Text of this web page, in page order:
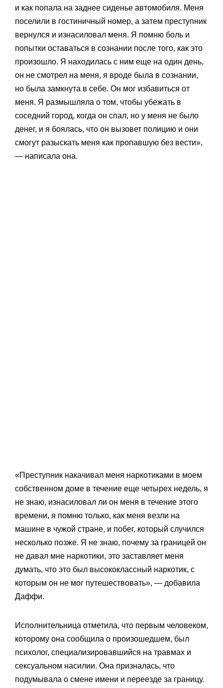
и как попала на заднее сиденье автомобиля. Меня
поселили в гостиничный номер, а затем преступник
вернулся и изнасиловал меня. Я помню боль и
попытки оставаться в сознании после того, как это
произошло. Я находилась с ним еще на один день,
он не смотрел на меня, я вроде была в сознании,
но была замкнута в себе. Он мог избавиться от
меня. Я размышляла о том, чтобы убежать в
соседний город, когда он спал, но у меня не было
денег, и я боялась, что он вызовет полицию и они
смогут разыскать меня как пропавшую без вести»,
— написала она.
«Преступник накачивал меня наркотиками в моем
собственном доме в течение еще четырех недель, я
не знаю, изнасиловал ли он меня в течение этого
времени, я помню только, как меня везли на
машине в чужой стране, и побег, который случился
несколько позже. Я не знаю, почему за границей он
не давал мне наркотики, это заставляет меня
думать, что это был высококлассный наркотик, с
которым он не мог путешествовать», — добавила
Даффи.
Исполнительница отметила, что первым человеком,
которому она сообщила о произошедшем, был
психолог, специализировавшийся на травмах и
сексуальном насилии. Она призналась, что
подумывала о смене имени и переезде за границу.